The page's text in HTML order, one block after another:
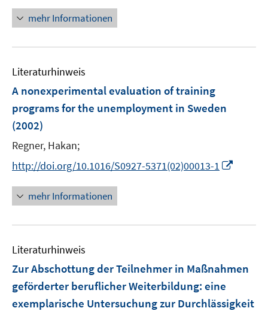
mehr Informationen
Literaturhinweis
A nonexperimental evaluation of training
programs for the unemployment in Sweden
(2002)
Regner, Hakan;
http://doi.org/10.1016/S0927-5371(02)00013-1
u
F
s
mehr Informationen
Literaturhinweis
Zur Abschottung der Teilnehmer in Maßnahmen
geförderter beruflicher Weiterbildung: eine
exemplarische Untersuchung zur Durchlässigkeit